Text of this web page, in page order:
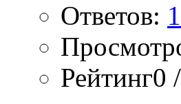
Ответов:
Рейтинг0